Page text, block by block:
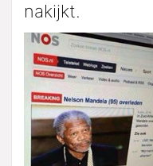
nakijkt.